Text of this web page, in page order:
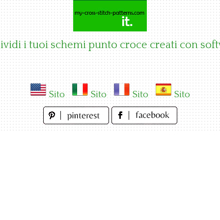
i tuoi schemi punto croce creati con
Sito Sito Sito Sito